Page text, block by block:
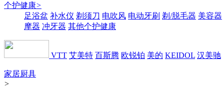
个护健康>
足浴盆 补水仪 剃须刀 电吹风 电动牙刷 剃/脱毛器 美容器
摩器 冲牙器 其他个护健康
VTT 艾美特 百斯腾 欧锐铂 美的 KEIDOL 汉美驰
家居厨具
>